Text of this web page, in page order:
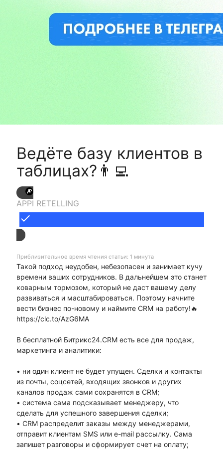
Ведёте базу клиентов в
таблицах?👨‍💻
APPI RETELLING
done
Приблизительное время чтения статьи: 1 минута
Такой подход неудобен, небезопасен и занимает кучу
времени ваших сотрудников. В дальнейшем это станет
коварным тормозом, который не даст вашему делу
развиваться и масштабироваться. Поэтому начните
вести бизнес по-новому и наймите CRM на работу!🔥
https://clc.to/AzG6MA
В бесплатной Битрикс24.CRM есть все для продаж,
маркетинга и аналитики:
• ни один клиент не будет упущен. Сделки и контакты
из почты, соцсетей, входящих звонков и других
каналов продаж сами сохранятся в CRM;
• система сама подсказывает менеджеру, что
сделать для успешного завершения сделки;
• CRM распределит заказы между менеджерами,
отправит клиентам SMS или e-mail рассылку. Сама
запишет разговоры и сформирует счет на оплату;